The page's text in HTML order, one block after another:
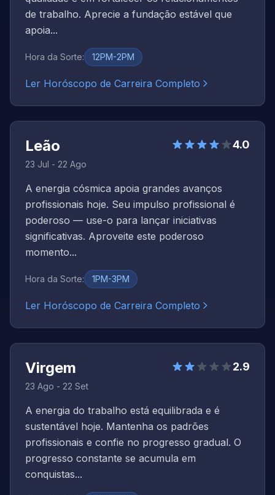
de trabalho. Aprecie a fundação estável que
apoia...
Hora da Sorte: 12PM-2PM
Ler Horóscopo de Carreira Completo
Leão
23 Jul - 22 Ago
4.0
A energia cósmica apoia grandes avanços
profissionais hoje. Seu impulso profissional é
poderoso — use-o para lançar iniciativas
significativas. Aproveite este poderoso
momento...
Hora da Sorte: 1PM-3PM
Ler Horóscopo de Carreira Completo
Virgem
23 Ago - 22 Set
2.9
A energia do trabalho está equilibrada e é
sustentável hoje. Mantenha os padrões
profissionais e confie no progresso gradual. O
progresso constante se acumula em
conquistas...